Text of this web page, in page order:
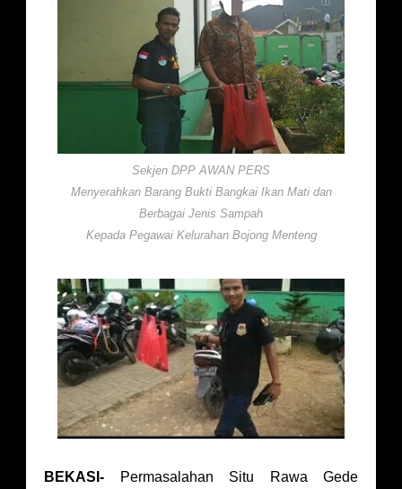
Sekjen DPP AWAN PERS
Menyerahkan Barang Bukti Bangkai Ikan Mati dan
Berbagai Jenis Sampah
Kepada Pegawai Kelurahan Bojong Menteng
BEKASI-
Permasalahan Situ Rawa Gede